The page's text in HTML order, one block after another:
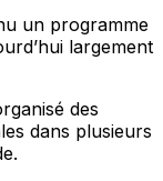
un programme
largement
des
dans plusieurs